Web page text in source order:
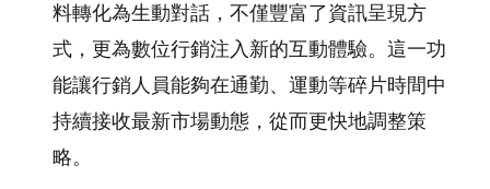
料轉化為生動對話，不僅豐富了資訊呈現方
式，更為數位行銷注入新的互動體驗。這一功
能讓行銷人員能夠在通勤、運動等碎片時間中
持續接收最新市場動態，從而更快地調整策
略。